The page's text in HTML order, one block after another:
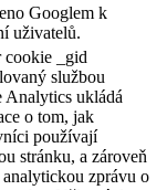
Googlem k
uživatelů.
cookie _gid
službou
Analytics ukládá
o tom, jak
používají
stránku, a zároveň
zprávu o